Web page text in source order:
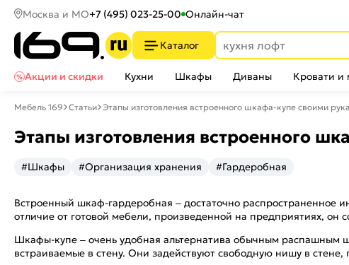
Москва и МО+7 (495) 023-25-00 Онлайн-чат
Каталог
Акции и скидки
Кухни Шкафы Диваны Кровати и
Мебель 169 Статьи Этапы изготовления встроенного шкафа-купе своими
Этапы изготовления встроенного
#Шкафы #Организация хранения #Гардеробная
Встроенный шкаф-гардеробная – достаточно распространенное
отличие от готовой мебели, произведенной на предприятиях,
Шкафы-купе – очень удобная альтернатива обычным распашным
встраиваемые в стену. Они задействуют свободную нишу в